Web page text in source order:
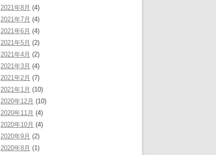
2021年8月 (4)
2021年7月 (4)
2021年6月 (4)
2021年5月 (2)
2021年4月 (2)
2021年3月 (4)
2021年2月 (7)
2021年1月 (10)
2020年12月 (10)
2020年11月 (4)
2020年10月 (4)
2020年9月 (2)
2020年8月 (1)